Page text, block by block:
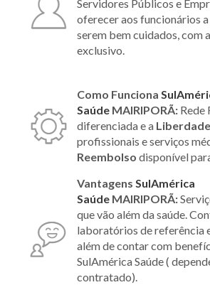
Servidores Públicos e
oferecer aos funcionários
serem bem cuidados, com
exclusivo.
Como Funciona
Saúde MAIRIPORÃ: Rede
diferenciada e a
profissionais e serviços
Reembolso disponível
Vantagens SulAmérica
Saúde MAIRIPORÃ:
que vão além da saúde.
laboratórios de referência
além de contar com
SulAmérica Saúde (
contratado).